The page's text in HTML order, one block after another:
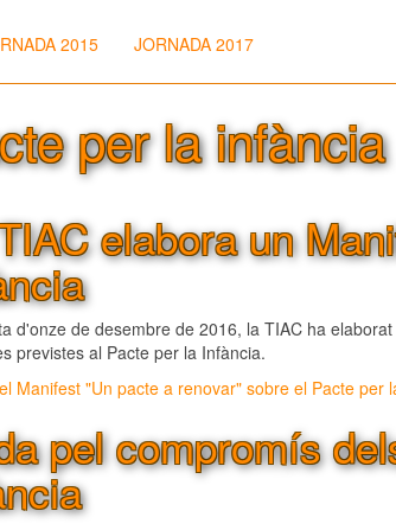
2015 JORNADA 2017
per la infància
elabora un
d'onze de desembre de 2016, la TIAC ha
previstes al Pacte per la Infància.
Manifest "Un pacte a renovar" sobre el Pacte per
pel compromís